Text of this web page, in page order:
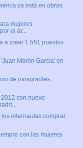
ya está en obras
mujeres
el ár...
a crear 1.551 puestos
Morón García' en
de inmigrantes
con nueve
internautas comprar
con las mujeres